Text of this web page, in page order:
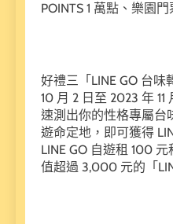
POINTS 1 萬點、樂園
好禮三「LINE GO 台
10 月 2 日至 2023 年
速測出你的性格專屬台
遊命定地，即可獲得
LINE GO 自遊租 100
值超過 3,000 元的「